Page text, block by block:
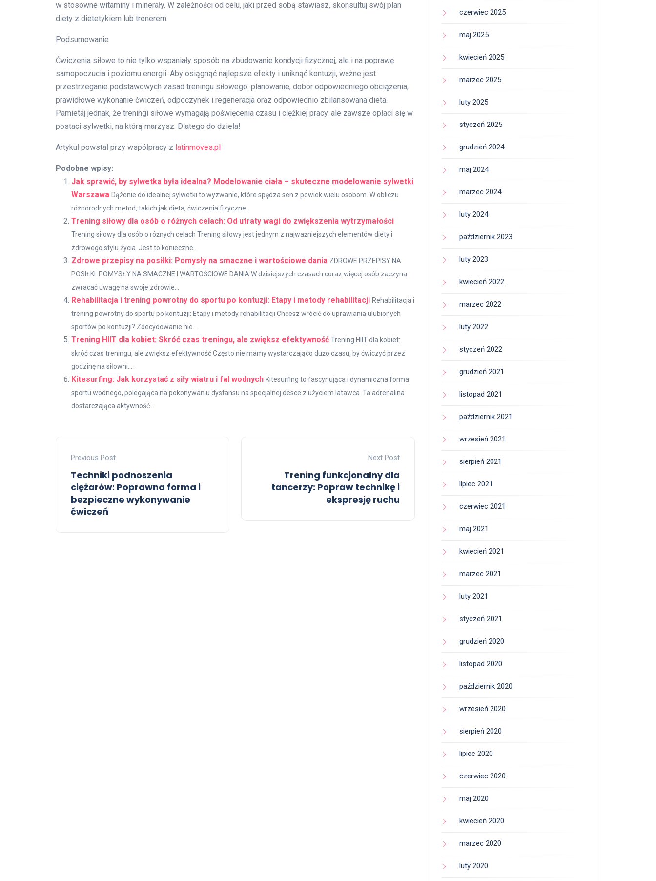
w stosowne witaminy i minerały. W zależności od celu, jaki przed sobą stawiasz, skonsultuj swój plan
diety z dietetykiem lub trenerem.
Podsumowanie
Ćwiczenia siłowe to nie tylko wspaniały sposób na zbudowanie kondycji fizycznej, ale i na poprawę
samopoczucia i poziomu energii. Aby osiągnąć najlepsze efekty i uniknąć kontuzji, ważne jest
przestrzeganie podstawowych zasad treningu siłowego: planowanie, dobór odpowiedniego obciążenia,
prawidłowe wykonanie ćwiczeń, odpoczynek i regeneracja oraz odpowiednio zbilansowana dieta.
Pamietaj jednak, że treningi siłowe wymagają poświęcenia czasu i ciężkiej pracy, ale zawsze opłaci się w
postaci sylwetki, na którą marzysz. Dlatego do dzieła!
Artykuł powstał przy współpracy z latinmoves.pl
Podobne wpisy:
Jak sprawić, by sylwetka była idealna? Modelowanie ciała – skuteczne modelowanie sylwetki
Warszawa Dążenie do idealnej sylwetki to wyzwanie, które spędza sen z powiek wielu osobom. W obliczu
różnorodnych metod, takich jak dieta, ćwiczenia fizyczne...
Trening siłowy dla osób o różnych celach: Od utraty wagi do zwiększenia wytrzymałości
Trening siłowy dla osób o różnych celach Trening siłowy jest jednym z najważniejszych elementów diety i
zdrowego stylu życia. Jest to konieczne...
Zdrowe przepisy na posiłki: Pomysły na smaczne i wartościowe dania ZDROWE PRZEPISY NA
POSIŁKI: POMYSŁY NA SMACZNE I WARTOŚCIOWE DANIA W dzisiejszych czasach coraz więcej osób zaczyna
zwracać uwagę na swoje zdrowie...
Rehabilitacja i trening powrotny do sportu po kontuzji: Etapy i metody rehabilitacji Rehabilitacja i
trening powrotny do sportu po kontuzji: Etapy i metody rehabilitacji Chcesz wrócić do uprawiania ulubionych
sportów po kontuzji? Zdecydowanie nie...
Trening HIIT dla kobiet: Skróć czas treningu, ale zwiększ efektywność Trening HIIT dla kobiet:
skróć czas treningu, ale zwiększ efektywność Często nie mamy wystarczająco dużo czasu, by ćwiczyć przez
godzinę na siłowni....
Kitesurfing: Jak korzystać z siły wiatru i fal wodnych Kitesurfing to fascynująca i dynamiczna forma
sportu wodnego, polegająca na pokonywaniu dystansu na specjalnej desce z użyciem latawca. Ta adrenalina
dostarczająca aktywność...
Previous Post
Techniki podnoszenia
ciężarów: Poprawna forma i
bezpieczne wykonywanie
ćwiczeń
Next Post
Trening funkcjonalny dla
tancerzy: Popraw technikę i
ekspresję ruchu
czerwiec 2025
maj 2025
kwiecień 2025
marzec 2025
luty 2025
styczeń 2025
grudzień 2024
maj 2024
marzec 2024
luty 2024
październik 2023
luty 2023
kwiecień 2022
marzec 2022
luty 2022
styczeń 2022
grudzień 2021
listopad 2021
październik 2021
wrzesień 2021
sierpień 2021
lipiec 2021
czerwiec 2021
maj 2021
kwiecień 2021
marzec 2021
luty 2021
styczeń 2021
grudzień 2020
listopad 2020
październik 2020
wrzesień 2020
sierpień 2020
lipiec 2020
czerwiec 2020
maj 2020
kwiecień 2020
marzec 2020
luty 2020